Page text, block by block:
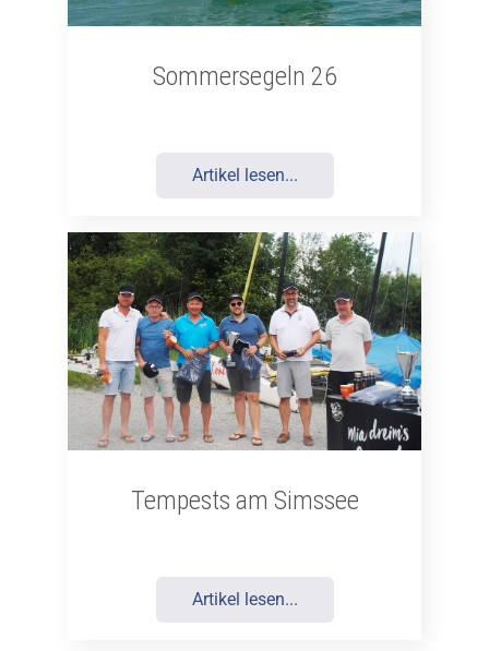
Sommersegeln 26
Artikel lesen...
Tempests am Simssee
Artikel lesen...